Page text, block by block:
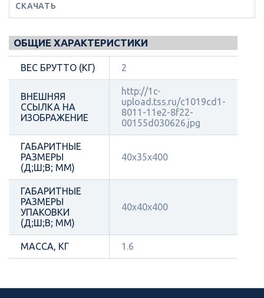
СКАЧАТЬ
ОБЩИЕ ХАРАКТЕРИСТИКИ
ВЕС БРУТТО (КГ) 2
ВНЕШНЯЯ
ССЫЛКА НА
ИЗОБРАЖЕНИЕ
http://1c-
upload.tss.ru/c1019cd1-
8011-11e2-8f22-
00155d030626.jpg
ГАБАРИТНЫЕ
РАЗМЕРЫ
(Д;Ш;В; ММ)
40x35x400
ГАБАРИТНЫЕ
РАЗМЕРЫ
УПАКОВКИ
(Д;Ш;В; ММ)
40x40x400
МАССА, КГ 1.6